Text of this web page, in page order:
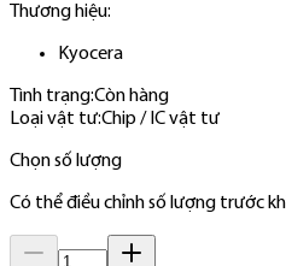
Thương hiệu:
Kyocera
Tình trạng:Còn hàng
Loại vật tư:Chip / IC vật tư
Chọn số lượng
Có thể điều chỉnh số lượng trước